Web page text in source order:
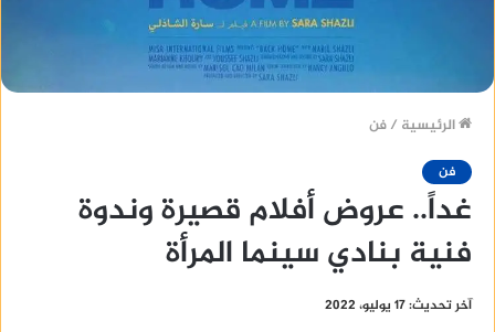
الرئيسية /فن
فن
غداً.. عروض أفلام قصيرة وندوة
فنية بنادي سينما المرأة
آخر تحديث: 17 يوليو، 2022